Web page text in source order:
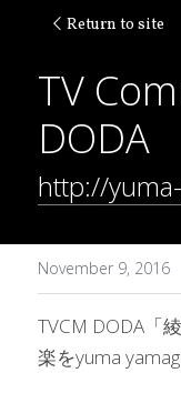
Return to site
TV
DODA
http://
November 9, 2016
TVCM DODA「
楽をyuma